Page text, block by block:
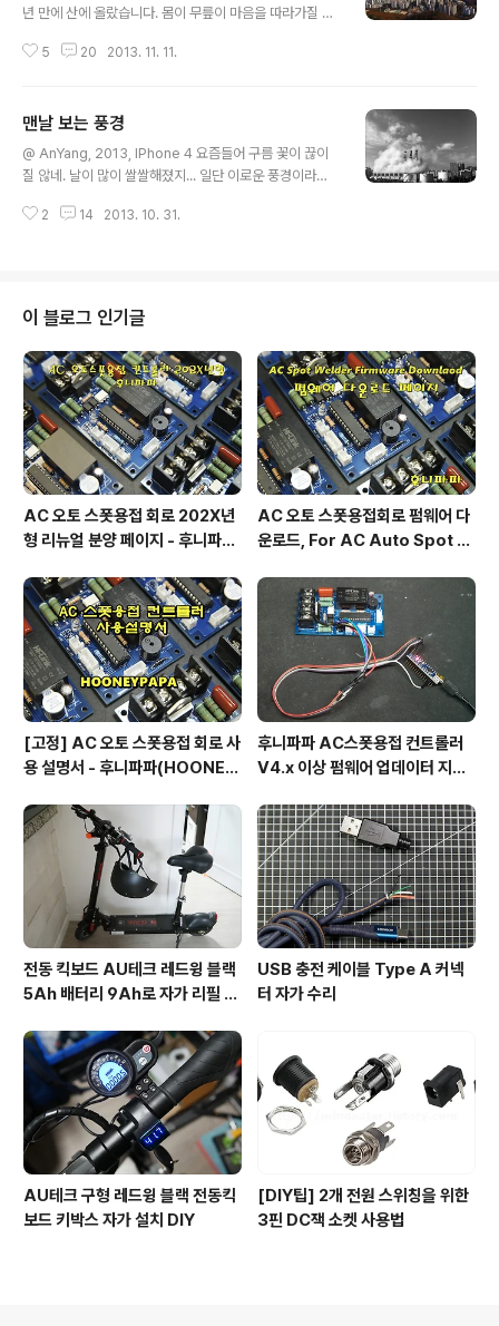
년 만에 산에 올랐습니다. 몸이 무릎이 마음을 따라가질 못
입니다. 산본쯤 같은데... + 첫 번째 파노라마 사진은 클릭
5 20 2013. 11. 11.
맨날 보는 풍경
@ AnYang, 2013, IPhone 4 요즘들어 구름 꽃이 끊이
질 않네. 날이 많이 쌀쌀해졌지... 일단 이로운 풍경이라고
2 14 2013. 10. 31.
이 블로그 인기글
AC 오토 스폿용접 회로 202X년
형 리뉴얼 분양 페이지 - 후니파파
AC 오토 스폿용접회로 펌웨어 다
운로드, For AC Auto Spot W
ad by 후니파파
[고정] AC 오토 스폿용접 회로 사
용 설명서 - 후니파파(HOONEY
후니파파 AC스폿용접 컨트롤러
V4.x 이상 펌웨어 업데이터 지그
전동 킥보드 AU테크 레드윙 블랙
5Ah 배터리 9Ah로 자가 리필 교
USB 충전 케이블 Type A 커넥
터 자가 수리
AU테크 구형 레드윙 블랙 전동킥
보드 키박스 자가 설치 DIY
[DIY팁] 2개 전원 스위칭을 위한
3핀 DC잭 소켓 사용법